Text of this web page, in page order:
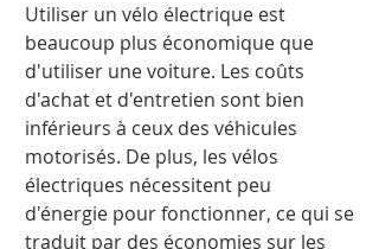
Utiliser un vélo électrique est
beaucoup plus économique que
d'utiliser une voiture. Les coûts
d'achat et d'entretien sont bien
inférieurs à ceux des véhicules
motorisés. De plus, les vélos
électriques nécessitent peu
d'énergie pour fonctionner, ce qui se
traduit par des économies sur les